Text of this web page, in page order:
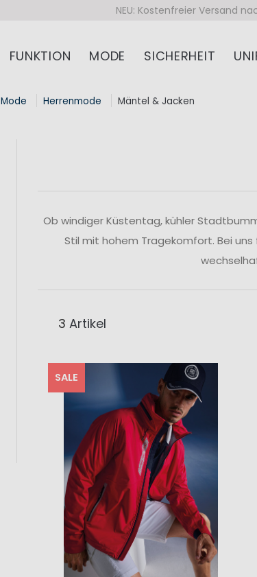
NEU: Kostenfreier Versand
FUNKTION MODE SICHERHEIT
Mode Herrenmode Mäntel & Jacken
Ob windiger Küstentag, kühler
Stil mit hohem Tragekomfort. Bei
3 Artikel
SALE